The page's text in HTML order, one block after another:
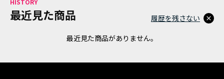
HISTORY
最近見た商品
最近見た商品がありません。
履歴を残さない